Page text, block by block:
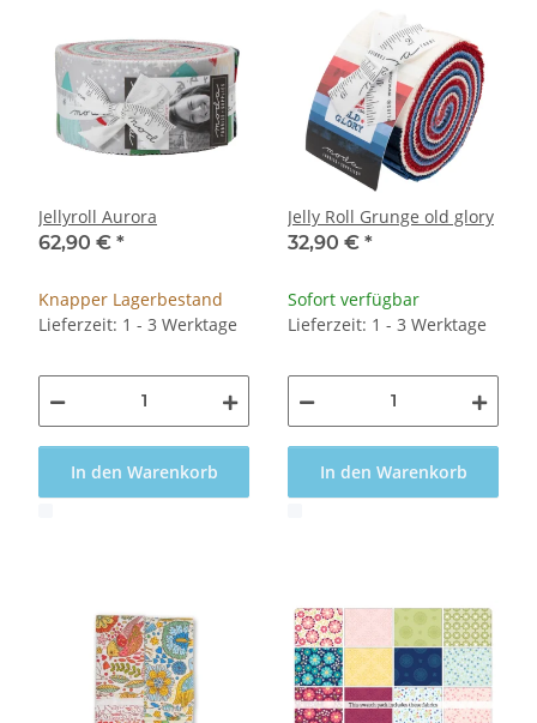
Jellyroll Aurora
62,90 € *
Knapper Lagerbestand
Lieferzeit: 1 - 3 Werktage
In den Warenkorb
Jelly Roll Grunge old glory
32,90 € *
Sofort verfügbar
Lieferzeit: 1 - 3 Werktage
In den Warenkorb